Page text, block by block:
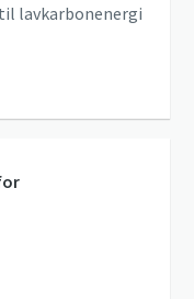
lavkarbonenergi